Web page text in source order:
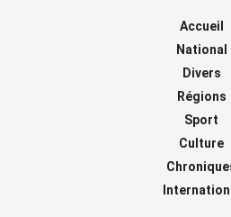
Accueil
National
Divers
Régions
Sport
Culture